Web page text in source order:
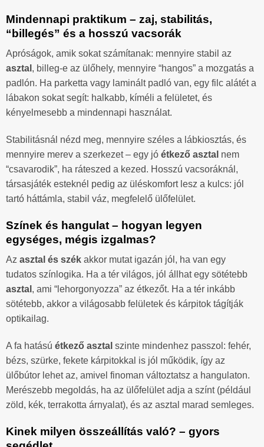
Mindennapi praktikum – zaj, stabilitás,
“billegés” és a hosszú vacsorák
Apróságok, amik sokat számítanak: mennyire stabil az
asztal , billeg-e az ülőhely, mennyire “hangos” a mozgatás a
padlón. Ha parketta vagy laminált padló van, egy filc alátét a
lábakon sokat segít: halkabb, kíméli a felületet, és
kényelmesebb a mindennapi használat.
Stabilitásnál nézd meg, mennyire széles a lábkiosztás, és
mennyire merev a szerkezet – egy jó étkező asztal nem
“csavarodik”, ha ráteszed a kezed. Hosszú vacsoráknál,
társasjáték esteknél pedig az üléskomfort lesz a kulcs: jól
tartó háttámla, stabil váz, megfelelő ülőfelület.
Színek és hangulat – hogyan legyen
egységes, mégis izgalmas?
Az asztal és szék akkor mutat igazán jól, ha van egy
tudatos színlogika. Ha a tér világos, jól állhat egy sötétebb
asztal , ami “lehorgonyozza” az étkezőt. Ha a tér inkább
sötétebb, akkor a világosabb felületek és kárpitok tágítják
optikailag.
A fa hatású étkező asztal szinte mindenhez passzol: fehér,
bézs, szürke, fekete kárpitokkal is jól működik, így az
ülőbútor lehet az, amivel finoman változtatsz a hangulaton.
Merészebb megoldás, ha az ülőfelület adja a színt (például
zöld, kék, terrakotta árnyalat), és az asztal marad semleges.
Kinek milyen összeállítás való? – gyors